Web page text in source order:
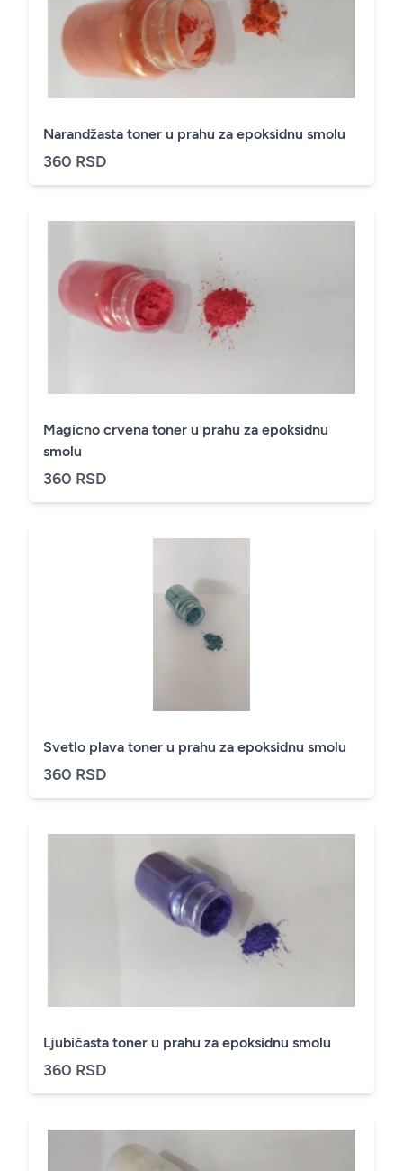
Narandžasta toner u prahu za epoksidnu smolu
360 RSD
Magicno crvena toner u prahu za epoksidnu
smolu
360 RSD
Svetlo plava toner u prahu za epoksidnu smolu
360 RSD
Ljubičasta toner u prahu za epoksidnu smolu
360 RSD